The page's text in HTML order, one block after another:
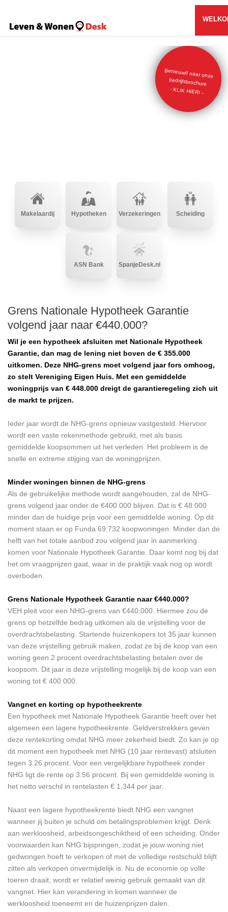
Benieuwd naar onze
bedrijfsbrochure
- KLIK HIER! -
Makelaardij Hypotheken Verzekeringen Scheiding
ASN Bank SpanjeDesk.nl
Grens Nationale Hypotheek Garantie
volgend jaar naar €440.000?
Wil je een hypotheek afsluiten met Nationale Hypotheek
Garantie, dan mag de lening niet boven de € 355.000
uitkomen. Deze NHG-grens moet volgend jaar fors omhoog,
zo stelt Vereniging Eigen Huis. Met een gemiddelde
woningprijs van € 448.000 dreigt de garantieregeling zich uit
de markt te prijzen.
Ieder jaar wordt de NHG-grens opnieuw vastgesteld. Hiervoor
wordt een vaste rekenmethode gebruikt, met als basis
gemiddelde koopsommen uit het verleden. Het probleem is de
snelle en extreme stijging van de woningprijzen.
Minder woningen binnen de NHG-grens
Als de gebruikelijke methode wordt aangehouden, zal de NHG-
grens volgend jaar onder de €400.000 blijven. Dat is € 48.000
minder dan de huidige prijs voor een gemiddelde woning. Op dit
moment staan er op Funda 69.732 koopwoningen. Minder dan de
helft van het totale aanbod zou volgend jaar in aanmerking
komen voor Nationale Hypotheek Garantie. Daar komt nog bij dat
het om vraagprijzen gaat, waar in de praktijk vaak nog op wordt
overboden.
Grens Nationale Hypotheek Garantie naar €440.000?
VEH pleit voor een NHG-grens van €440.000. Hiermee zou de
grens op hetzelfde bedrag uitkomen als de vrijstelling voor de
overdrachtsbelasting. Startende huizenkopers tot 35 jaar kunnen
van deze vrijstelling gebruik maken, zodat ze bij de koop van een
woning geen 2 procent overdrachtsbelasting betalen over de
koopsom. Dit jaar is deze vrijstelling mogelijk bij de koop van een
woning tot € 400.000.
Vangnet en korting op hypotheekrente
Een hypotheek met Nationale Hypotheek Garantie heeft over het
algemeen een lagere hypotheekrente. Geldverstrekkers geven
deze rentekorting omdat NHG meer zekerheid biedt. Zo kan je op
dit moment een hypotheek met NHG (10 jaar rentevast) afsluiten
tegen 3.26 procent. Voor een vergelijkbare hypotheek zonder
NHG ligt de rente op 3.56 procent. Bij een gemiddelde woning is
het netto verschil in rentelasten € 1,344 per jaar.
Naast een lagere hypotheekrente biedt NHG een vangnet
wanneer jij buiten je schuld om betalingsproblemen krijgt. Denk
aan werkloosheid, arbeidsongeschiktheid of een scheiding. Onder
voorwaarden kan NHG bijspringen, zodat je jouw woning niet
gedwongen hoeft te verkopen of met de volledige restschuld blijft
zitten als verkopen onvermijdelijk is. Nu de economie op volle
toeren draait, wordt er relatief weinig gebruik gemaakt van dit
vangnet. Hier kan verandering in komen wanneer de
werkloosheid toeneemt en de huizenprijzen dalen.